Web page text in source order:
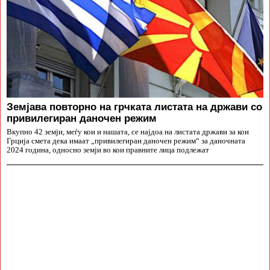
Земјава повторно на грчката листата на држави со
привилегиран даночен режим
Вкупно 42 земји, меѓу кои и нашата, се најдоа на листата држави за кои
Грција смета дека имаат „привилегиран даночен режим“ за даночната
2024 година, односно земји во кои правните лица подлежат